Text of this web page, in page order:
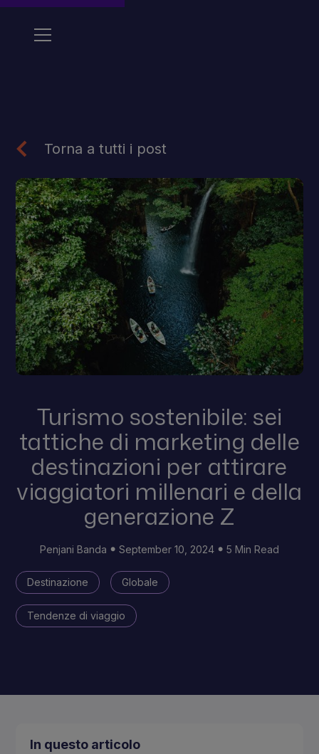
Torna a tutti i post
Turismo sostenibile: sei
tattiche di marketing delle
destinazioni per attirare
viaggiatori millenari e della
generazione Z
Penjani Banda September 10, 2024 5 Min Read
Destinazione Globale
Tendenze di viaggio
In questo articolo